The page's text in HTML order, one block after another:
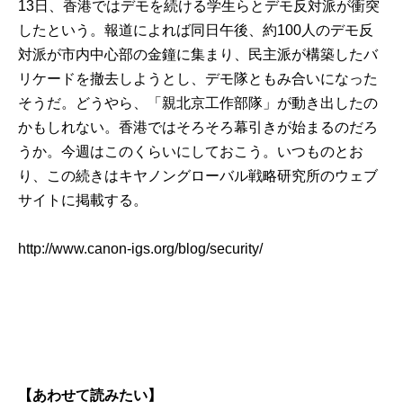
13日、香港ではデモを続ける学生らとデモ反対派が衝突
したという。報道によれば同日午後、約100人のデモ反
対派が市内中心部の金鐘に集まり、民主派が構築したバ
リケードを撤去しようとし、デモ隊ともみ合いになった
そうだ。どうやら、「親北京工作部隊」が動き出したの
かもしれない。香港ではそろそろ幕引きが始まるのだろ
うか。今週はこのくらいにしておこう。いつものとお
り、この続きはキヤノングローバル戦略研究所のウェブ
サイトに掲載する。
http://www.canon-igs.org/blog/security/
【あわせて読みたい】